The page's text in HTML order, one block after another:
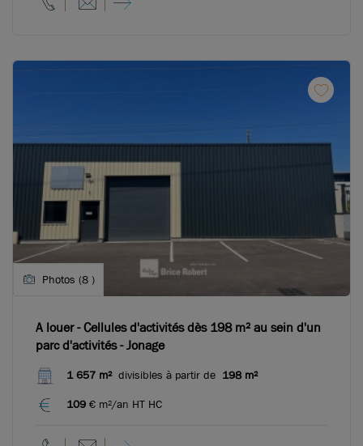
Photos (8 )
A louer - Cellules d'activités dès 198 m² au sein d'un
parc d'activités - Jonage
1 657 m²divisibles à partir de 198 m²
109 € m²/an HT HC